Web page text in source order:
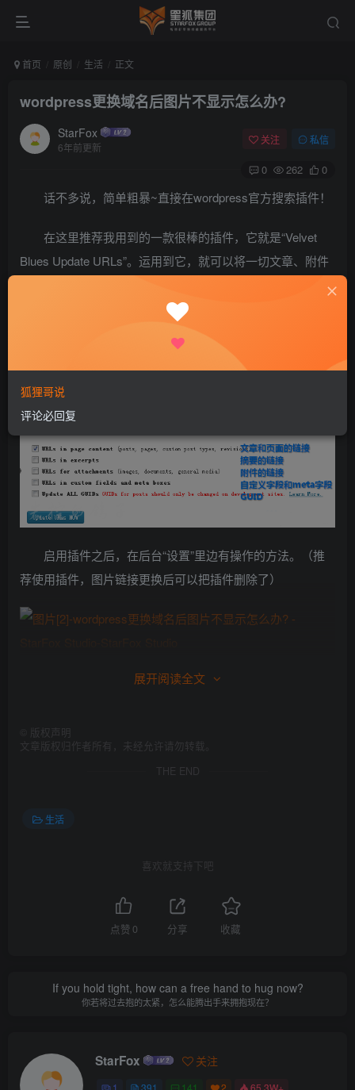
首页 原创 生活 正文
wordpress更换域名后图片不显示怎么办?
StarFox
6年前更新
关注 私信
0 262 0
话不多说，简单粗暴~直接在wordpress官方搜索插件！
在这里推荐我用到的一款很棒的插件，它就是“Velvet
Blues Update URLs”。运用到它，就可以将一切文章、附件
启用插件之后，在后台“设置”里边有操作的方法。（推
荐使用插件，图片链接更换后可以把插件删除了）
关注公众号后输入Velvet 即可获得
展开阅读全文
版权声明
文章版权归作者所有，未经允许请勿转载。
THE END
生活
喜欢就支持下吧
点赞 0 分享 收藏
If you hold tight, how can a free hand to hug now?
你若将过去抱的太紧，怎么能腾出手来拥抱现在？
StarFox 关注
狐狸哥说
评论必回复